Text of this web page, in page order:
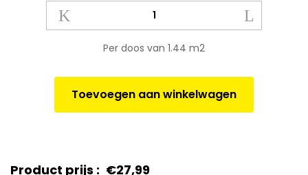
Vloertegels
Abetone
quantity
Per doos van 1.44 m2
Toevoegen aan winkelwagen
Product prijs : €27,99